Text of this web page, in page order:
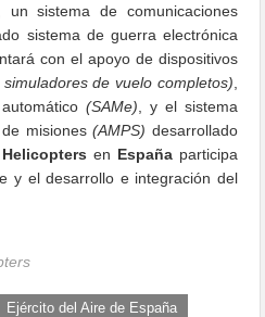
un sistema de comunicaciones
sistema de guerra electrónica
con el apoyo de dispositivos
de vuelo completos)
(SAMe) , y el sistema
de misiones(AMPS) desarrollado
en Españaparticipa
y el desarrollo e integración del
Ejército del Aire de España